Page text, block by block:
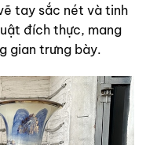
tay sắc nét và tinh
đích thực, mang
gian trưng bày.